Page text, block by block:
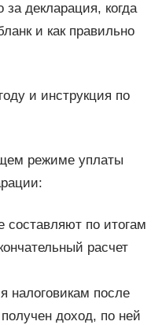
декларация, когда
и как правильно
и инструкция по
режиме уплаты
по итогам
расчет
налоговикам после
доход, по ней